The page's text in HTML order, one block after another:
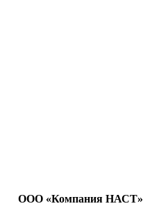
ООО «Компания НАСТ»